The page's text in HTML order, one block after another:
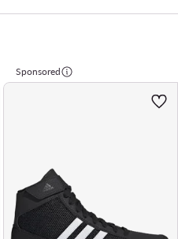
Sponsored